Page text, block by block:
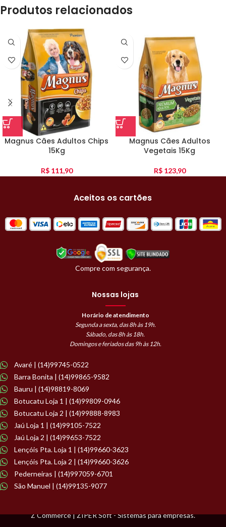
Produtos relacionados
Magnus Cães Adultos Chips
15Kg
R$111,90
Magnus Cães Adultos
Vegetais 15Kg
R$123,90
Aceitos os cartões
Compre com segurança.
Nossas lojas
Horário de atendimento
Segunda a sexta, das 8h às 19h.
Sábado, das 8h às 18h.
Domingos e feriados das 9h às 12h.
Avaré | (14)99745-0522
Barra Bonita | (14)99865-9582
Bauru | (14)98819-8069
Botucatu Loja 1 | (14)99809-0946
Botucatu Loja 2 | (14)99888-8983
Jaú Loja 1 | (14)99105-7522
Jaú Loja 2 | (14)99653-7522
Lençóis Pta. Loja 1 | (14)99660-3623
Lençóis Pta. Loja 2 | (14)99660-3626
Pederneiras | (14)997059-6701
São Manuel | (14)99135-9077
Z Commerce | ZIPER Soft - Sistemas para empresas.